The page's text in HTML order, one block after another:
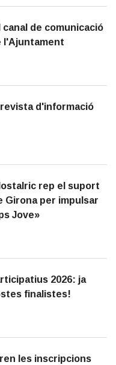
de comunicació
l'Ajuntament
revista d'informació
rep el suport
Girona per impulsar
Jove»
2026: ja
finalistes!
les inscripcions